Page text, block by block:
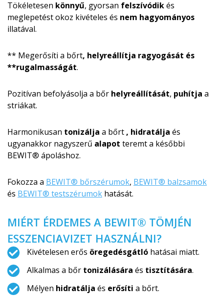
Tökéletesen könnyű, gyorsan felszívódikés
meglepetést okoz kivételes és nem hagyományos
illatával.
** Megerősíti a bőrt, helyreállítja ragyogását és
**rugalmasságát.
Pozitívan befolyásolja a bőr helyreállítását, puhítja a
striákat.
Harmonikusan tonizálja a bőrt , hidratálja és
ugyanakkor nagyszerű alapot teremt a későbbi
BEWIT® ápoláshoz.
Fokozza a BEWIT® bőrszérumok, BEWIT® balzsamok
és BEWIT® testszérumok hatását.
MIÉRT ÉRDEMES A BEWIT® TÖMJÉN
ESSZENCIAVIZET HASZNÁLNI?
Kivételesen erős öregedésgátló hatásai miatt.
Alkalmas a bőr tonizálására és tisztítására.
Mélyen hidratálja és erősíti a bőrt.